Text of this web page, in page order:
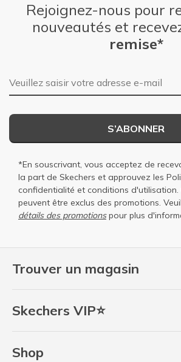
Trouver un magasin
Skechers VIP⭐
Shop
Rejoignez-nous pour
nouveautés et
remise*
Adresse e-mail
S’ABONNER
*En souscrivant, vous acceptez de
la part de Skechers et approuvez les
confidentialité et conditions d'utilisation.
peuvent être exclus des promotions.
détails des promotionspour plus